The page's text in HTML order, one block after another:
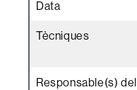
Data
Tècniques
Responsable(s) del